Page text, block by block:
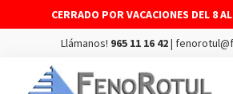
CERRADO POR VACACIONES DEL 8
Llámanos! 965 11 16 42|